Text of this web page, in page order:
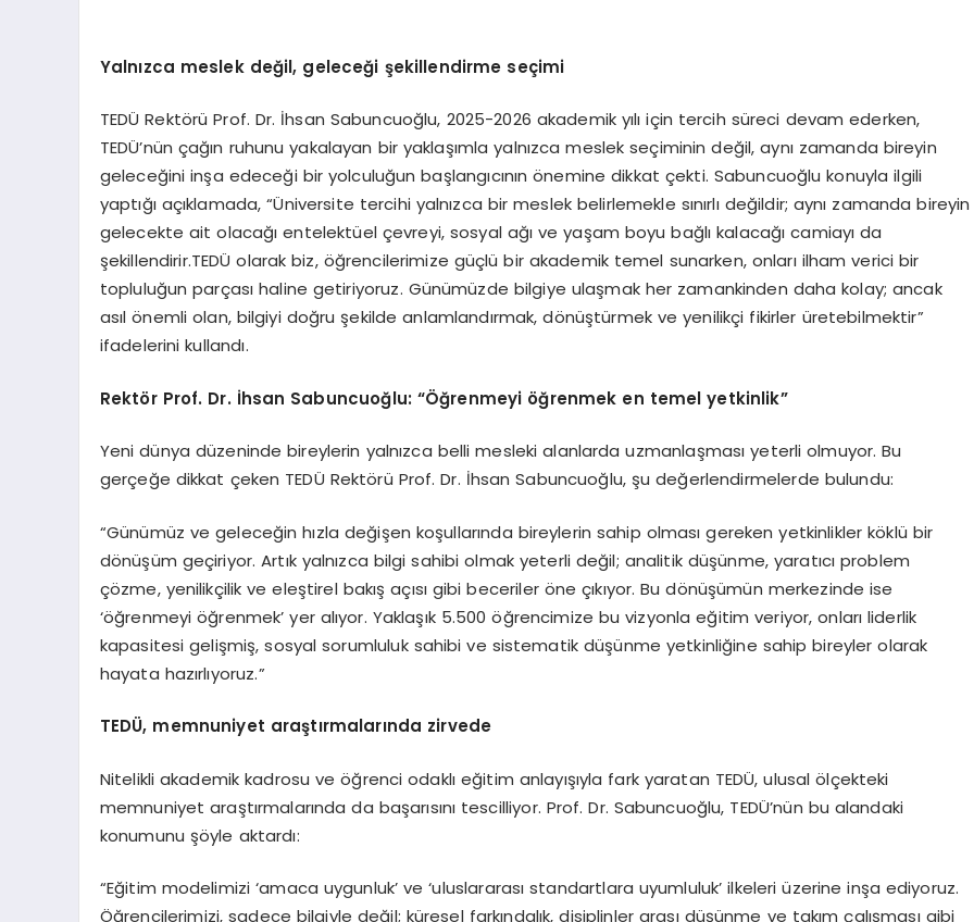
Yalnızca meslek değil, geleceği şekillendirme seçimi
TEDÜ Rektörü Prof. Dr. İhsan Sabuncuoğlu, 2025-2026 akademik yılı için tercih süreci devam ederken,
TEDÜ’nün çağın ruhunu yakalayan bir yaklaşımla yalnızca meslek seçiminin değil, aynı zamanda bireyin
geleceğini inşa edeceği bir yolculuğun başlangıcının önemine dikkat çekti. Sabuncuoğlu konuyla ilgili
yaptığı açıklamada, “Üniversite tercihi yalnızca bir meslek belirlemekle sınırlı değildir; aynı zamanda bireyin
gelecekte ait olacağı entelektüel çevreyi, sosyal ağı ve yaşam boyu bağlı kalacağı camiayı da
şekillendirir.TEDÜ olarak biz, öğrencilerimize güçlü bir akademik temel sunarken, onları ilham verici bir
topluluğun parçası haline getiriyoruz. Günümüzde bilgiye ulaşmak her zamankinden daha kolay; ancak
asıl önemli olan, bilgiyi doğru şekilde anlamlandırmak, dönüştürmek ve yenilikçi fikirler üretebilmektir”
ifadelerini kullandı.
Rektör Prof. Dr. İhsan Sabuncuoğlu: “Öğrenmeyi öğrenmek en temel yetkinlik”
Yeni dünya düzeninde bireylerin yalnızca belli mesleki alanlarda uzmanlaşması yeterli olmuyor. Bu
gerçeğe dikkat çeken TEDÜ Rektörü Prof. Dr. İhsan Sabuncuoğlu, şu değerlendirmelerde bulundu:
“Günümüz ve geleceğin hızla değişen koşullarında bireylerin sahip olması gereken yetkinlikler köklü bir
dönüşüm geçiriyor. Artık yalnızca bilgi sahibi olmak yeterli değil; analitik düşünme, yaratıcı problem
çözme, yenilikçilik ve eleştirel bakış açısı gibi beceriler öne çıkıyor. Bu dönüşümün merkezinde ise
‘öğrenmeyi öğrenmek’ yer alıyor. Yaklaşık 5.500 öğrencimize bu vizyonla eğitim veriyor, onları liderlik
kapasitesi gelişmiş, sosyal sorumluluk sahibi ve sistematik düşünme yetkinliğine sahip bireyler olarak
hayata hazırlıyoruz.”
TEDÜ, memnuniyet araştırmalarında zirvede
Nitelikli akademik kadrosu ve öğrenci odaklı eğitim anlayışıyla fark yaratan TEDÜ, ulusal ölçekteki
memnuniyet araştırmalarında da başarısını tescilliyor. Prof. Dr. Sabuncuoğlu, TEDÜ’nün bu alandaki
konumunu şöyle aktardı:
“Eğitim modelimizi ‘amaca uygunluk’ ve ‘uluslararası standartlara uyumluluk’ ilkeleri üzerine inşa ediyoruz.
Öğrencilerimizi, sadece bilgiyle değil; küresel farkındalık, disiplinler arası düşünme ve takım çalışması gibi